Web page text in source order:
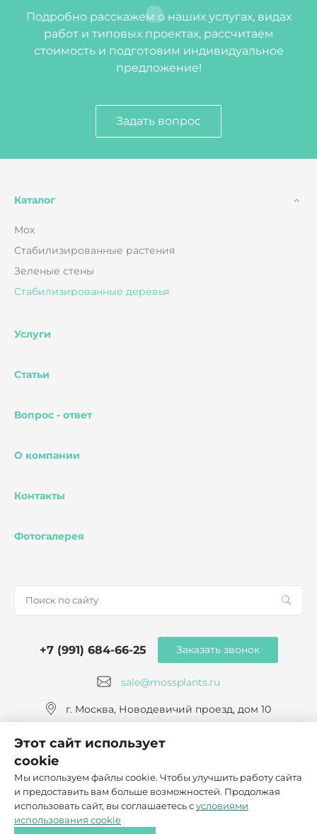
Подробно расскажем о наших услугах, видах
работ и типовых проектах, рассчитаем
стоимость и подготовим индивидуальное
предложение!
Задать вопрос
Каталог
Мох
Стабилизированные растения
Зеленые стены
Стабилизированные деревья
Услуги
Статьи
Вопрос - ответ
О компании
Контакты
Фотогалерея
sale@mossplants.ru
+7 (991) 684-66-25
г. Москва, Новодевичий проезд, дом 10
Заказать звонок
© 2026 Mossplants, Все права защищены
Политика конфиденциальности
Согласие на обработку персональных данных
Этот сайт использует
cookie
Мы используем файлы cookie. Чтобы улучшить работу сайта
и предоставить вам больше возможностей. Продолжая
использовать сайт, вы соглашаетесь сусловиями
использования cookie